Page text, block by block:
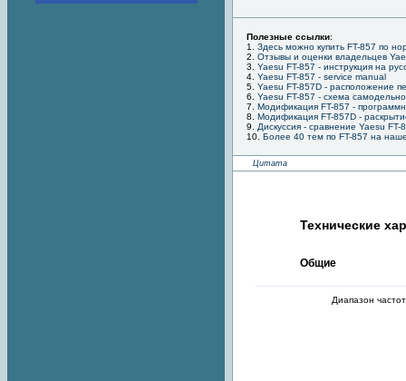
Полезные ссылки:
1. Здесь можно купить FT-857 по
2. Отзывы и оценки владельцев
3. Yaesu FT-857 - инструкция на
4. Yaesu FT-857 - service manual
5. Yaesu FT-857D - расположение
6. Yaesu FT-857 - схема
7. Модификация FT-857 -
8. Модификация FT-857D -
9. Дискуссия - сравнение Yaesu
10. Более 40 тем по FT-857 на
Цитата
Технические
Общие
Диапазон